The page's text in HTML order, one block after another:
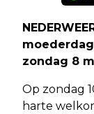
zondag 8
Op zondag
harte